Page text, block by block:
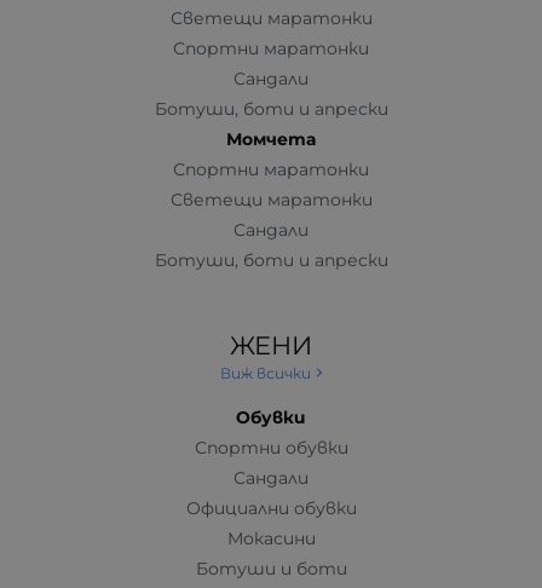
Светещи маратонки
Спортни маратонки
Сандали
Ботуши, боти и апрески
Момчета
Спортни маратонки
Светещи маратонки
Сандали
Ботуши, боти и апрески
ЖЕНИ
Виж всички
Обувки
Спортни обувки
Сандали
Официални обувки
Мокасини
Ботуши и боти